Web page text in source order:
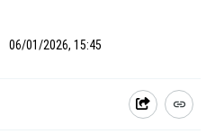
06/01/2026, 15:45